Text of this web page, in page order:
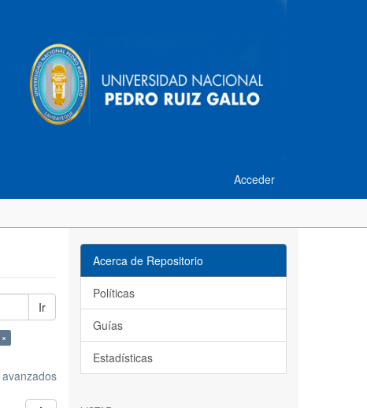
Acceder
Ir
Acerca de Repositorio
Políticas
Guías
Estadísticas